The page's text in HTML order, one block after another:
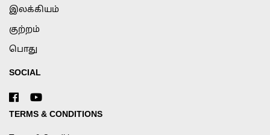
இலக்கியம்
குற்றம்
பொது
SOCIAL
TERMS & CONDITIONS